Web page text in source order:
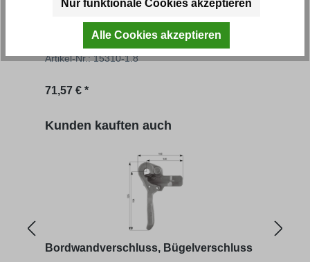
Grundbordwand FS
Artikel-Nr.: 15310-1.8
Regulärer Preis:
71,57 € *
Produktgalerie überspringen
Kunden kauften auch
Bordwandverschluss, Bügelverschluss
Nur funktionale Cookies akzeptieren
Alle Cookies akzeptieren